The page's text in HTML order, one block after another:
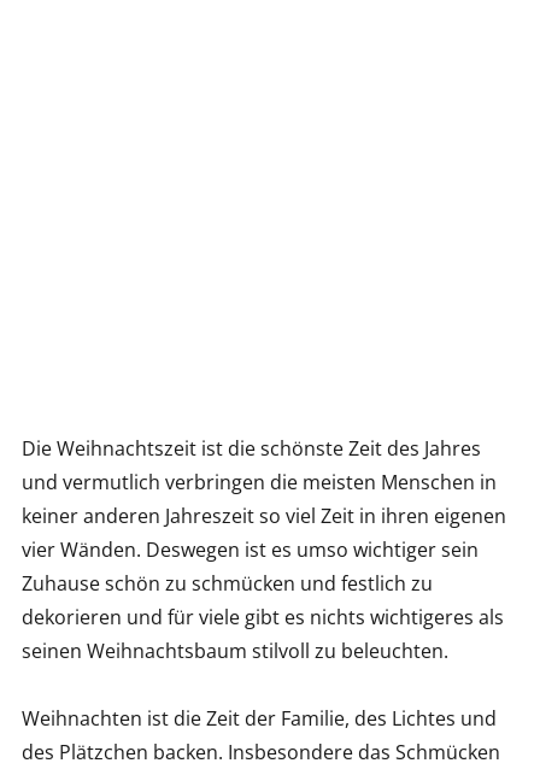
Die Weihnachtszeit ist die schönste Zeit des Jahres
und vermutlich verbringen die meisten Menschen in
keiner anderen Jahreszeit so viel Zeit in ihren eigenen
vier Wänden. Deswegen ist es umso wichtiger sein
Zuhause schön zu schmücken und festlich zu
dekorieren und für viele gibt es nichts wichtigeres als
seinen Weihnachtsbaum stilvoll zu beleuchten.
Weihnachten ist die Zeit der Familie, des Lichtes und
des Plätzchen backen. Insbesondere das Schmücken